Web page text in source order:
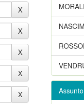
Assunto